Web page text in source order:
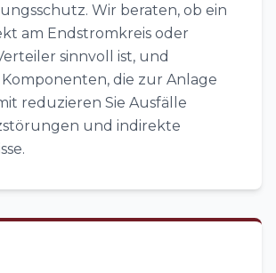
Wir beraten, ob ein
am Endstromkreis oder
sinnvoll ist, und
die zur Anlage
reduzieren Sie Ausfälle
und indirekte